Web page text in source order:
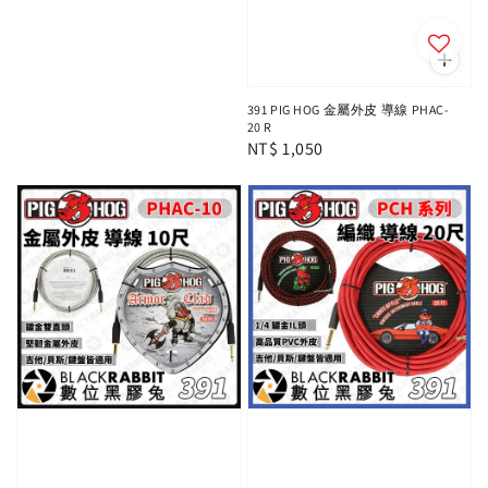
391 PIG HOG 金屬外皮 導線 PHAC-
20 R
Regular
NT$ 1,050